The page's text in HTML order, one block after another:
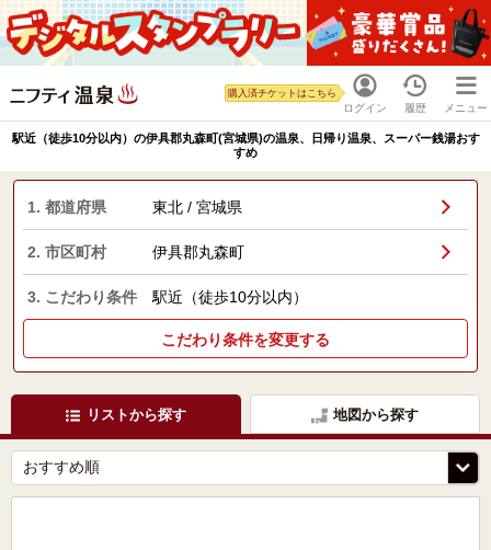
ログイン
購入済チケットはこちら
履歴 メニュー
駅近（徒歩10分以内）の伊具郡丸森町(宮城県)の温泉、日帰り温泉、スーパー銭湯おす
すめ
1. 都道府県 東北 / 宮城県
2. 市区町村 伊具郡丸森町
3. こだわり条件 駅近（徒歩10分以内）
こだわり条件を変更する
リストから探す 地図から探す